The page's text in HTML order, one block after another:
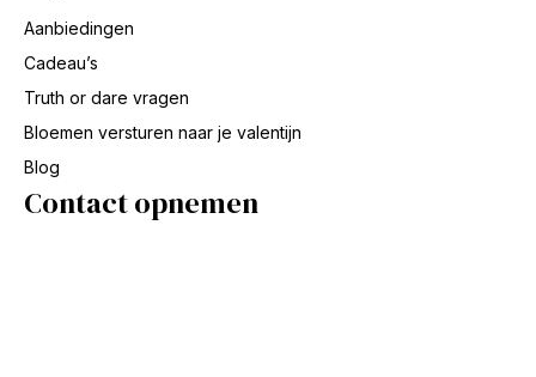
Aanbiedingen
Cadeau’s
Truth or dare vragen
Bloemen versturen naar je valentijn
Blog
Contact opnemen